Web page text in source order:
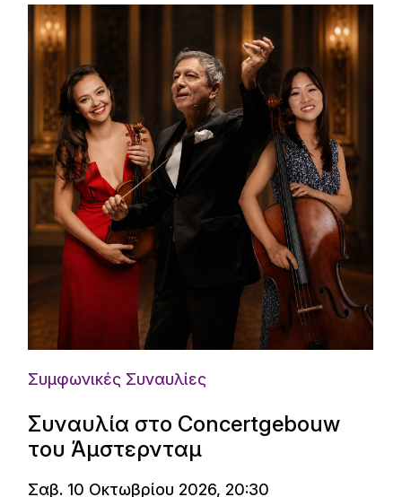
Συμφωνικές Συναυλίες
Συναυλία στο Concertgebouw
του Άμστερνταμ
Σαβ. 10 Οκτωβρίου 2026, 20:30